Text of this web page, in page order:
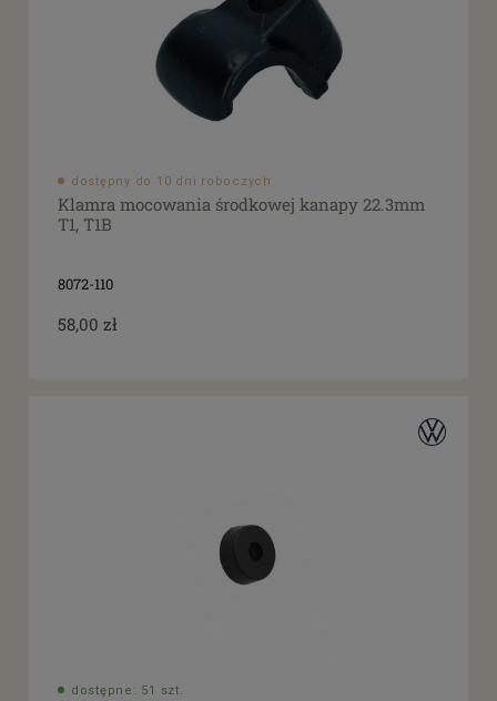
dostępny do 10 dni roboczych
Klamra mocowania środkowej kanapy 22.3mm
T1, T1B
8072-110
58,00 zł
dostępne: 51 szt.